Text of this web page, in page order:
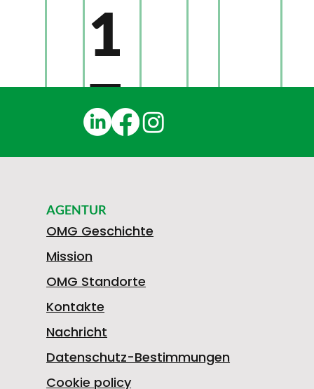
1
7
4
8
7
AGENTUR
OMG Geschichte
Mission
OMG Standorte
Kontakte
Nachricht
Datenschutz-Bestimmungen
Cookie policy